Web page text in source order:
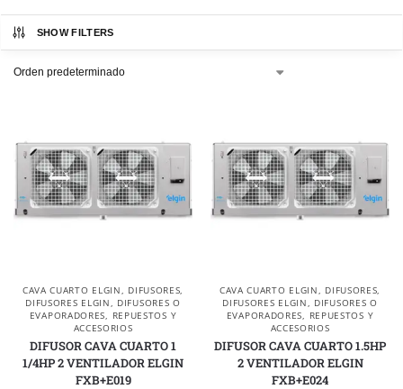
SHOW FILTERS
CAVA CUARTO ELGIN, DIFUSORES,
DIFUSORES ELGIN, DIFUSORES O
EVAPORADORES, REPUESTOS Y
ACCESORIOS
DIFUSOR CAVA CUARTO 1
1/4HP 2 VENTILADOR ELGIN
FXB+E019
CAVA CUARTO ELGIN, DIFUSORES,
DIFUSORES ELGIN, DIFUSORES O
EVAPORADORES, REPUESTOS Y
ACCESORIOS
DIFUSOR CAVA CUARTO 1.5HP
2 VENTILADOR ELGIN
FXB+E024